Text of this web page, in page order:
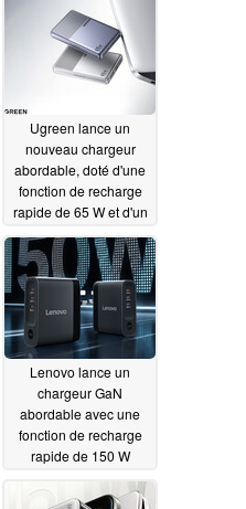
Ugreen lance un
nouveau chargeur
abordable, doté d'une
fonction de recharge
rapide de 65 W et d'un
design fin06/20/2026
Lenovo lance un
chargeur GaN
abordable avec une
fonction de recharge
rapide de 150 W
06/16/2026